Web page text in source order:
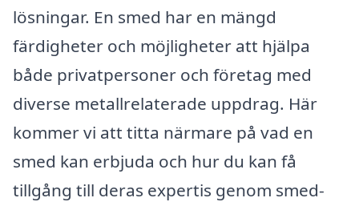
lösningar. En smed har en mängd
färdigheter och möjligheter att hjälpa
både privatpersoner och företag med
diverse metallrelaterade uppdrag. Här
kommer vi att titta närmare på vad en
smed kan erbjuda och hur du kan få
tillgång till deras expertis genom smed-